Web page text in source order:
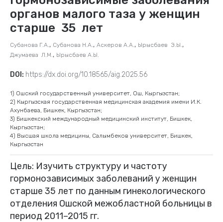
органов малого таза у женщин
старше 35 лет
1) Ошский государственный университет, Ош, Кыргызстан;
2) Кыргызская государственная медицинская академия имени И.К.
Ахунбаева, Бишкек, Кыргызстан;
3) Бишкекский международный медицинский институт, Бишкек,
Кыргызстан;
4) Высшая школа медицины, Салымбеков университет, Бишкек,
Кыргызстан
Цель: Изучить структуру и частоту
гормонозависимых заболеваний у женщин
старше 35 лет по данным гинекологического
отделения Ошской межобластной больницы в
период 2011–2015 гг.
DOI: https://dx.doi.org/10.18565/aig.2025.56
Субанова Г.А., Субанова Н.А., Аскеров А.А., Ырысбаев Э.Ы.,
Джумаева Л.М., Ырысбаев А.Ы.